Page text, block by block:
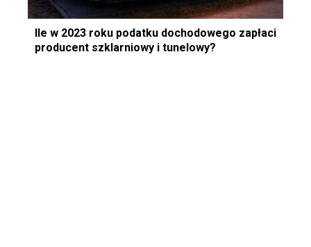
Ile w 2023 roku podatku dochodowego zapłaci
producent szklarniowy i tunelowy?